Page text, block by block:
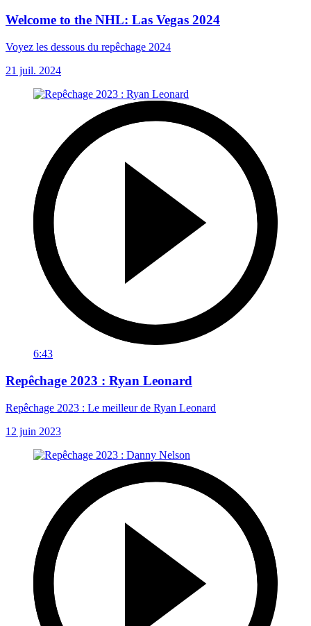
Welcome to the NHL: Las Vegas 2024
Voyez les dessous du repêchage 2024
21 juil. 2024
6:43
Repêchage 2023 : Ryan Leonard
Repêchage 2023 : Le meilleur de Ryan Leonard
12 juin 2023